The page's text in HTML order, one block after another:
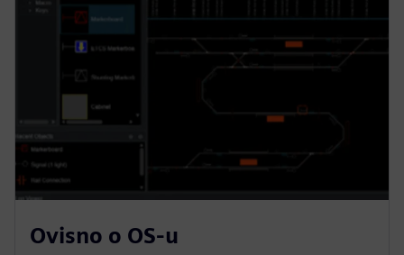
Ovisno o OS-u